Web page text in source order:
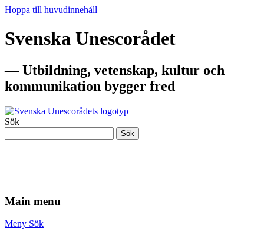
Hoppa till huvudinnehåll
Svenska Unescorådet
— Utbildning, vetenskap, kultur och
kommunikation bygger fred
Sök
Sök
Main menu
Meny Sök